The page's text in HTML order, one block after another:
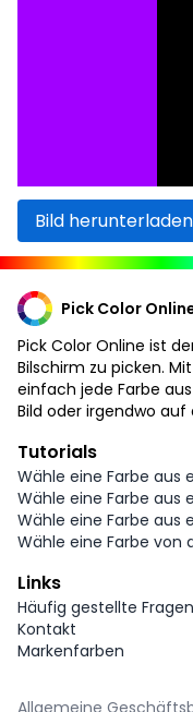
Bild herunterladen
Pick Color
Pick Color Online ist
Bilschirm zu picken.
einfach jede Farbe
Bild oder irgendwo
Tutorials
Wähle eine Farbe aus
Wähle eine Farbe aus
Wähle eine Farbe aus
Wähle eine Farbe von
Links
Häufig gestellte Fragen
Kontakt
Markenfarben
Allgemeine